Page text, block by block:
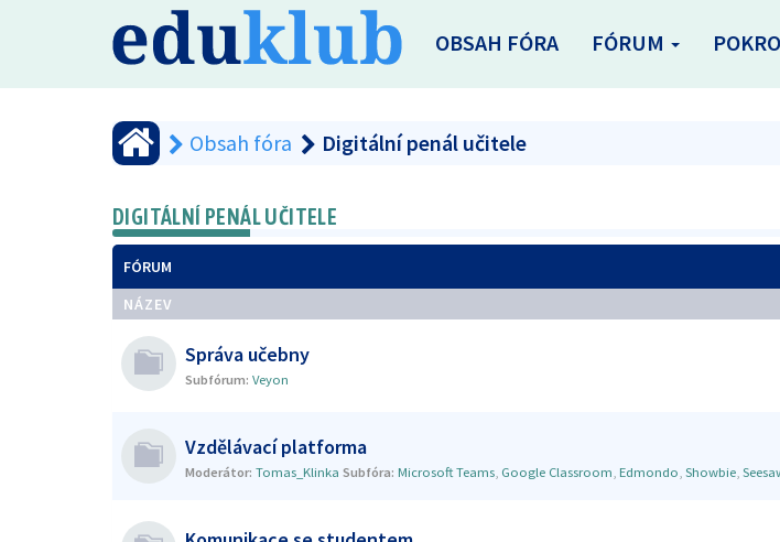
OBSAH FÓRA FÓRUM
Obsah fóra Digitální penál učitele
DIGITÁLNÍ PENÁL UČITELE
FÓRUM
NÁZEV
Správa učebny
Subfórum: Veyon
Vzdělávací platforma
Moderátor: Tomas_Klinka Subfóra: Microsoft Teams, Google Classroom, Edmondo, Showbie,